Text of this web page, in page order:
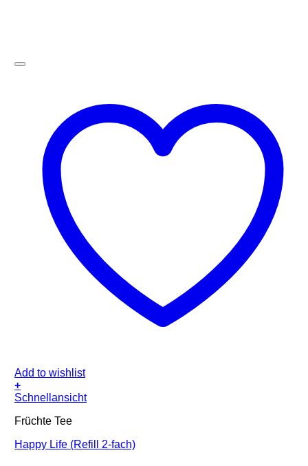
Add to wishlist
+
Schnellansicht
Früchte Tee
Happy Life (Refill 2-fach)